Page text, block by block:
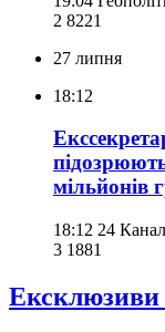
2 8221
27 липня
18:12
мільйонів
18:12 24 Канал
3 1881
Ексклюзиви